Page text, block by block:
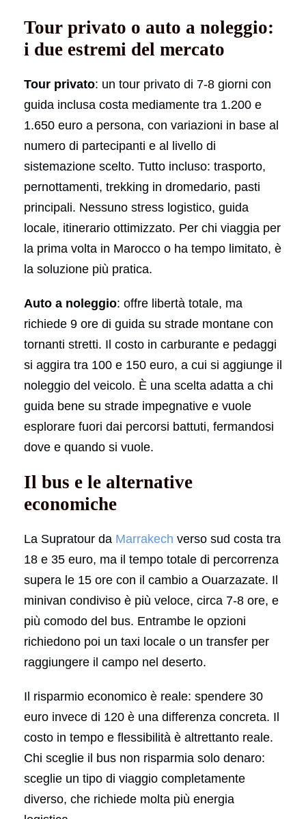
Tour privato o auto a noleggio:
i due estremi del mercato
Tour privato: un tour privato di 7-8 giorni con
guida inclusa costa mediamente tra 1.200 e
1.650 euro a persona, con variazioni in base al
numero di partecipanti e al livello di
sistemazione scelto. Tutto incluso: trasporto,
pernottamenti, trekking in dromedario, pasti
principali. Nessuno stress logistico, guida
locale, itinerario ottimizzato. Per chi viaggia per
la prima volta in Marocco o ha tempo limitato, è
la soluzione più pratica.
Auto a noleggio: offre libertà totale, ma
richiede 9 ore di guida su strade montane con
tornanti stretti. Il costo in carburante e pedaggi
si aggira tra 100 e 150 euro, a cui si aggiunge il
noleggio del veicolo. È una scelta adatta a chi
guida bene su strade impegnative e vuole
esplorare fuori dai percorsi battuti, fermandosi
dove e quando si vuole.
Il bus e le alternative
economiche
La Supratour da Marrakech verso sud costa tra
18 e 35 euro, ma il tempo totale di percorrenza
supera le 15 ore con il cambio a Ouarzazate. Il
minivan condiviso è più veloce, circa 7-8 ore, e
più comodo del bus. Entrambe le opzioni
richiedono poi un taxi locale o un transfer per
raggiungere il campo nel deserto.
Il risparmio economico è reale: spendere 30
euro invece di 120 è una differenza concreta. Il
costo in tempo e flessibilità è altrettanto reale.
Chi sceglie il bus non risparmia solo denaro:
sceglie un tipo di viaggio completamente
diverso, che richiede molta più energia